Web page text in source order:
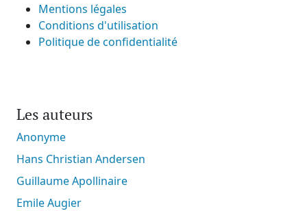
Mentions légales
Conditions d'utilisation
Politique de confidentialité
Les auteurs
Anonyme
Hans Christian Andersen
Guillaume Apollinaire
Emile Augier